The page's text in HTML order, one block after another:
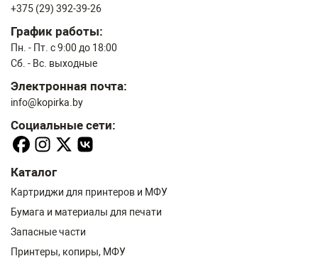
+375 (29) 392-39-26
График работы:
Пн. - Пт. с 9:00 до 18:00
Сб. - Вс. выходные
Электронная почта:
info@kopirka.by
Социальные сети:
Каталог
Картриджи для принтеров и МФУ
Бумага и материалы для печати
Запасные части
Принтеры, копиры, МФУ